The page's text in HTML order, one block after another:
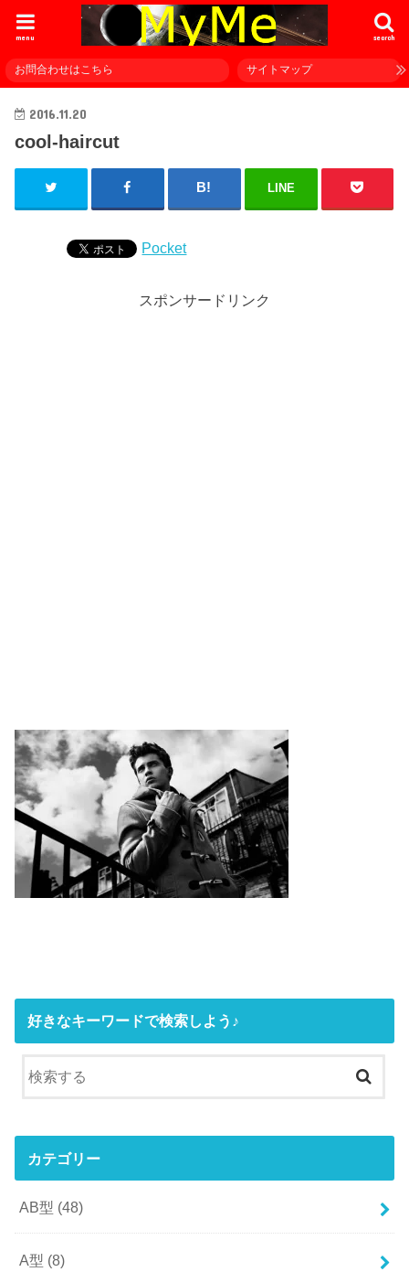
search
menu
お問合わせはこちら サイトマップ
2016.11.20
cool-haircut
LINE
Pocket
スポンサードリンク
好きなキーワードで検索しよう♪
カテゴリー
AB型 (48)
A型 (8)